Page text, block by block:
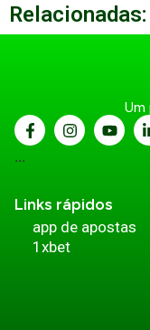
Relacionadas:
...
Links rápidos
app de apostas
1xbet